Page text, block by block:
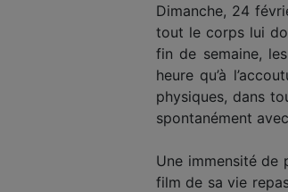
Dimanche, 24
tout le corps lui
fin de semaine,
heure qu’à
physiques, dans
spontanément
Une immensité de
film de sa vie